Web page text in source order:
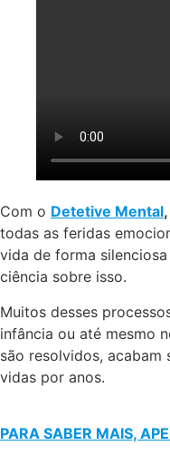
Com o Detetive Mental,
todas as feridas
vida de forma
ciência sobre isso.
Muitos desses
infância ou até mesmo
são resolvidos, acabam
vidas por anos.
PARA SABER MAIS,